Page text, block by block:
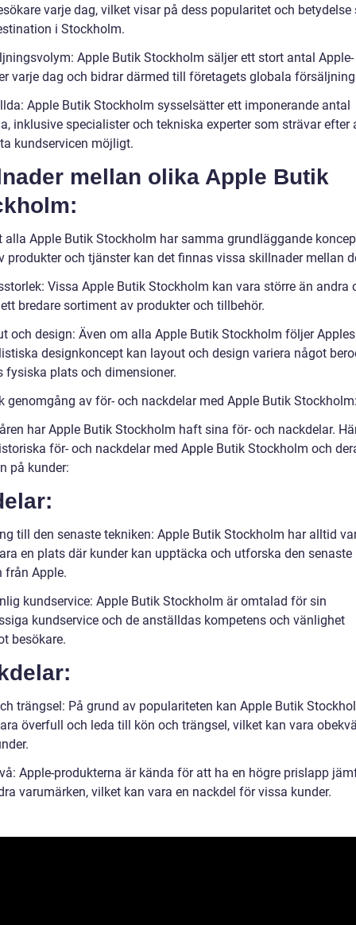
varje dag, vilket visar på dess popularitet och betydelse
i Stockholm.
Apple Butik Stockholm säljer ett stort antal Apple-
varje dag och bidrar därmed till företagets globala
Apple Butik Stockholm sysselsätter ett imponerande antal
inklusive specialister och tekniska experter som strävar efter
kundservicen möjligt.
mellan olika Apple Butik
alla Apple Butik Stockholm har samma grundläggande
produkter och tjänster kan det finnas vissa skillnader mellan
Vissa Apple Butik Stockholm kan vara större än andra
bredare sortiment av produkter och tillbehör.
och design: Även om alla Apple Butik Stockholm följer Apples
designkoncept kan layout och design variera något
fysiska plats och dimensioner.
genomgång av för- och nackdelar med Apple Butik
har Apple Butik Stockholm haft sina för- och nackdelar.
för- och nackdelar med Apple Butik Stockholm och
på kunder:
till den senaste tekniken: Apple Butik Stockholm har alltid
en plats där kunder kan upptäcka och utforska den senaste
från Apple.
kundservice: Apple Butik Stockholm är omtalad för sin
kundservice och de anställdas kompetens och vänlighet
besökare.
trängsel: På grund av populariteten kan Apple Butik
överfull och leda till kön och trängsel, vilket kan vara
Apple-produkterna är kända för att ha en högre prislapp
varumärken, vilket kan vara en nackdel för vissa kunder.